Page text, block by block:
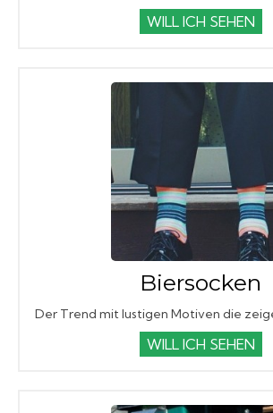
WILL ICH SEHEN
Biersocken
Der Trend mit lustigen Motiven die
WILL ICH SEHEN